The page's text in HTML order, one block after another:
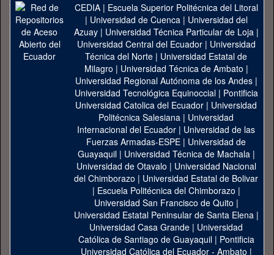
CEDIA| Escuela Superior Politécnica del Litoral
| Universidad de Cuenca| Universidad del
Azuay| Universidad Técnica Particular de Loja|
Universidad Central del Ecuador| Universidad
Técnica del Norte | Universidad Estatal de
Milagro | Universidad Técnica de Ambato |
Universidad Regional Autónoma de los Andes|
Universidad Tecnológica Equinoccial| Pontificia
Universidad Catolica del Ecuador | Universidad
Politécnica Salesiana | Universidad
Internacional del Ecuador | Universidad de las
Fuerzas Armadas-ESPE | Universidad de
Guayaquil| Universidad Técnica de Machala|
Universidad de Otavalo | Universidad Nacional
del Chimborazo | Universidad Estatal de Bolivar
| Escuela Politécnica del Chimborazo |
Universidad San Francisco de Quito |
Universidad Estatal Peninsular de Santa Elena|
Universidad Casa Grande | Universidad
Católica de Santiago de Guayaquil| Pontificia
Universidad Católica del Ecuador - Ambato |